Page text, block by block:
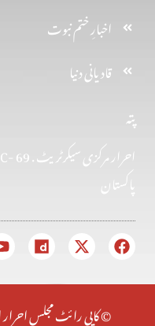
پتہ
پاکستان
اخبارِ ختم نبوت
قادیانی دنیا
© کاپی رائٹ مجلس احرار